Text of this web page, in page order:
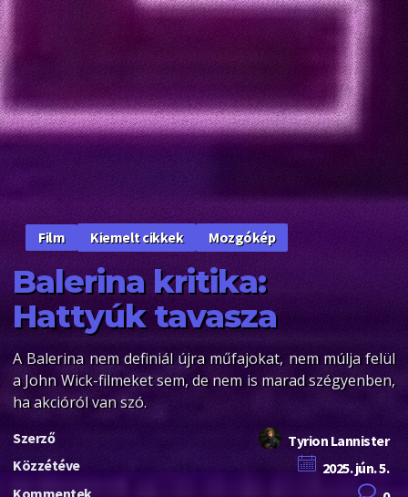
Film Kiemelt cikkek Mozgókép
Balerina kritika:
Hattyúk tavasza
A Balerina nem definiál újra műfajokat, nem múlja felül
a John Wick-filmeket sem, de nem is marad szégyenben,
ha akcióról van szó.
Szerző
Tyrion Lannister
Közzétéve
2025. jún. 5.
Kommentek